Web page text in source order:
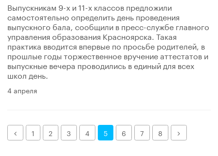
Выпускникам 9-х и 11-х классов предложили
самостоятельно определить день проведения
выпускного бала, сообщили в пресс-службе главного
управления образования Красноярска. Такая
практика вводится впервые по просьбе родителей, в
прошлые годы торжественное вручение аттестатов и
выпускные вечера проводились в единый для всех
школ день.
4 апреля
Назад1 2 3 4 5 6 7 8 Далее